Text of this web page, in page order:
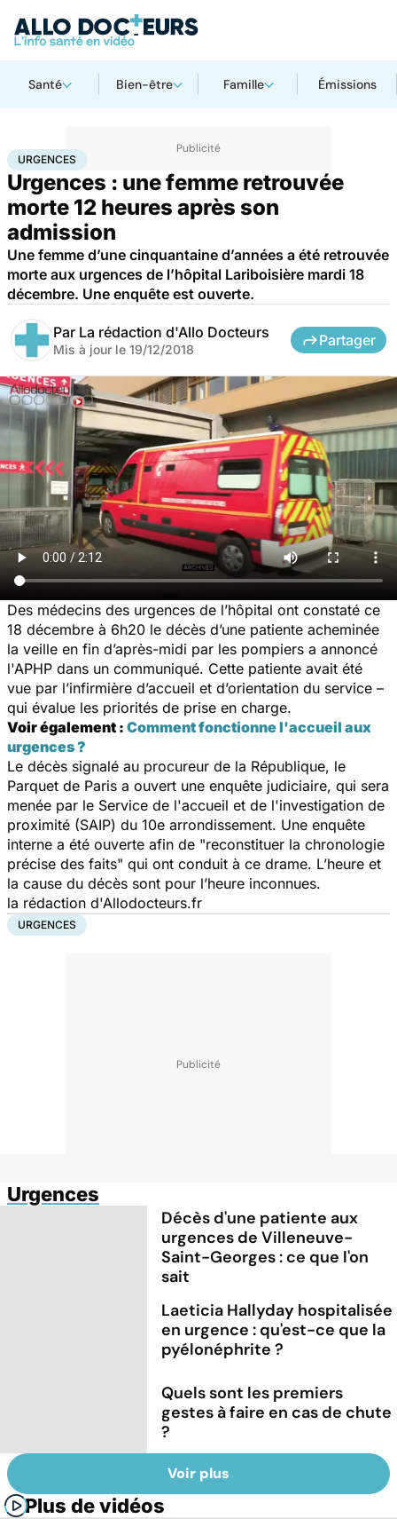
Santé Bien-être Famille Émissions
AccueilSanté Urgences
URGENCES
Urgences : une femme retrouvée
morte 12 heures après son
admission
Une femme d’une cinquantaine d’années a été retrouvée
morte aux urgences de l’hôpital Lariboisière mardi 18
décembre. Une enquête est ouverte.
Par La rédaction d'Allo Docteurs
Mis à jour le 19/12/2018
Partager
Des médecins des urgences de l’hôpital ont constaté ce
18 décembre à 6h20 le décès d’une patiente acheminée
la veille en fin d’après-midi par les pompiers a annoncé
l'APHP dans un communiqué. Cette patiente avait été
vue par l’infirmière d’accueil et d’orientation du service –
qui évalue les priorités de prise en charge.
Voir également : Comment fonctionne l'accueil aux
urgences ?
Le décès signalé au procureur de la République, le
Parquet de Paris a ouvert une enquête judiciaire, qui sera
menée par le Service de l'accueil et de l'investigation de
proximité (SAIP) du 10e arrondissement. Une enquête
interne a été ouverte afin de "reconstituer la chronologie
précise des faits" qui ont conduit à ce drame. L’heure et
la cause du décès sont pour l’heure inconnues.
la rédaction d'Allodocteurs.fr
URGENCES
Urgences
Décès d'une patiente aux
urgences de Villeneuve-
Saint-Georges : ce que l'on
sait
Laeticia Hallyday hospitalisée
en urgence : qu'est-ce que la
pyélonéphrite ?
Quels sont les premiers
gestes à faire en cas de chute
?
Voir plus
Plus de vidéos